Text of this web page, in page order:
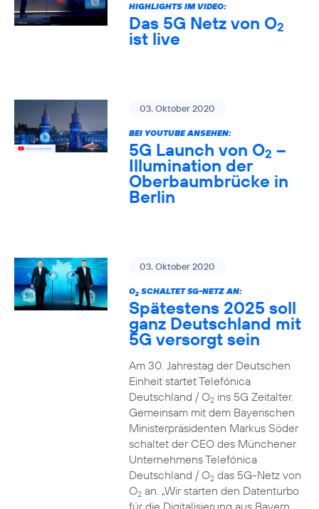
HIGHLIGHTS IM VIDEO:
Das 5G Netz von O2
ist live
03. Oktober 2020
BEI YOUTUBE ANSEHEN:
5G Launch von O2 –
Illumination der
Oberbaumbrücke in
Berlin
03. Oktober 2020
O2SCHALTET 5G-NETZ AN:
Spätestens 2025 soll
ganz Deutschland mit
5G versorgt sein
Am 30. Jahrestag der Deutschen
Einheit startet Telefónica
Deutschland / O2ins 5G Zeitalter.
Gemeinsam mit dem Bayerischen
Ministerpräsidenten Markus Söder
schaltet der CEO des Münchener
Unternehmens Telefónica
Deutschland / O2das 5G-Netz von
O2an. „Wir starten den Datenturbo
für die Digitalisierung aus Bayern